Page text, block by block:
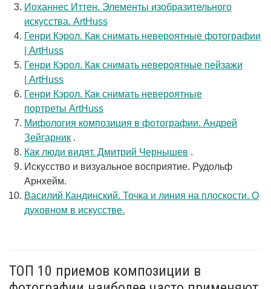
Иоханнес Иттен. Элементы изобразительного
искусства. ArtHuss
Генри Кэрол. Как снимать невероятные фотографии
| ArtHuss
Генри Кэрол. Как снимать невероятные пейзажи
| ArtHuss
Генри Кэрол. Как снимать невероятные
портреты ArtHuss
Мифология композиция в фотографии. Андрей
Зейгарник .
Как люди видят. Дмитрий Чернышев .
Искусство и визуальное восприятие. Рудольф
Арнхейм.
Василий Кандинский. Точка и линия на плоскости. О
духовном в искусстве.
ТОП 10 приемов композиции в